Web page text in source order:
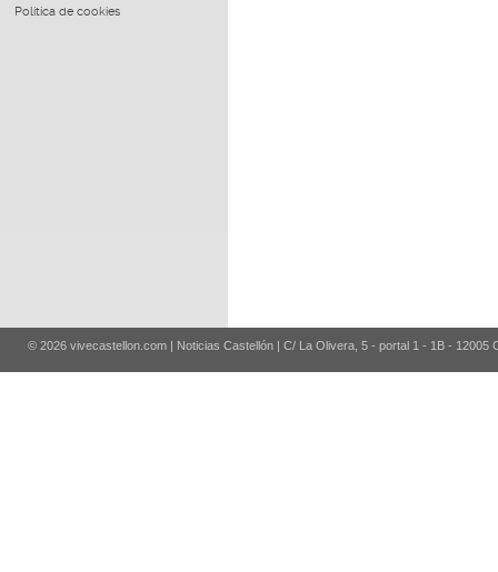
Política de cookies
© 2026 vivecastellon.com | Noticias Castellón | C/ La Olivera, 5 - portal 1 - 1B - 12005